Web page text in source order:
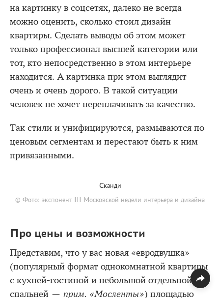
на картинку в соцсетях, далеко не всегда
можно оценить, сколько стоил дизайн
квартиры. Сделать выводы об этом может
только профессионал высшей категории или
тот, кто непосредственно в этом интерьере
находится. А картинка при этом выглядит
очень и очень дорого. В такой ситуации
человек не хочет переплачивать за качество.
Так стили и унифицируются, размываются по
ценовым сегментам и перестают быть к ним
привязанными.
Сканди
© Фото: экспонент III Московской недели интерьера и дизайна
Про цены и возможности
Представим, что у вас новая «евродвушка»
(популярный формат однокомнатной квартиры
с кухней-гостиной и небольшой отдельной
спальней — прим. «Мосленты») площадью